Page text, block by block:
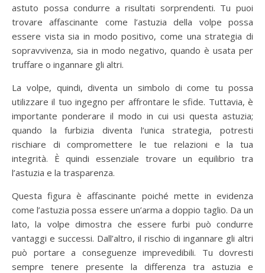
astuto possa condurre a risultati sorprendenti. Tu puoi
trovare affascinante come l’astuzia della volpe possa
essere vista sia in modo positivo, come una strategia di
sopravvivenza, sia in modo negativo, quando è usata per
truffare o ingannare gli altri.
La volpe, quindi, diventa un simbolo di come tu possa
utilizzare il tuo ingegno per affrontare le sfide. Tuttavia, è
importante ponderare il modo in cui usi questa astuzia;
quando la furbizia diventa l’unica strategia, potresti
rischiare di compromettere le tue relazioni e la tua
integrità. È quindi essenziale trovare un equilibrio tra
l’astuzia e la trasparenza.
Questa figura è affascinante poiché mette in evidenza
come l’astuzia possa essere un’arma a doppio taglio. Da un
lato, la volpe dimostra che essere furbi può condurre
vantaggi e successi. Dall’altro, il rischio di ingannare gli altri
può portare a conseguenze imprevedibili. Tu dovresti
sempre tenere presente la differenza tra astuzia e